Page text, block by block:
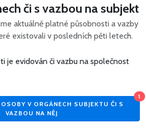
či s vazbou na subjekt
aktuálně platné působnosti a vazby
existovali v posledních pěti letech.
je evidován či vazbu na společnost
V ORGÁNECH SUBJEKTU ČI S
VAZBOU NA NĚJ
1